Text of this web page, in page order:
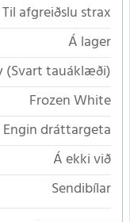
Til afgreiðslu strax
Á lager
(Svart tauáklæði)
Frozen White
Engin dráttargeta
Á ekki við
Sendibílar